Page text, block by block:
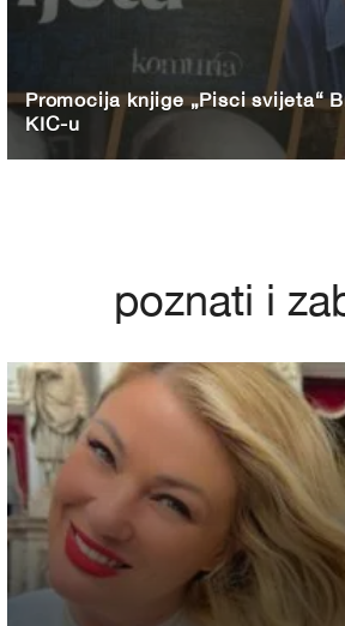
Promocija knjige „Pisci svijeta“
KIC-u
poznati i